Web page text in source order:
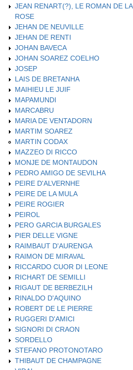
JEAN RENART(?), LE ROMAN DE LA
ROSE
JEHAN DE NEUVILLE
JEHAN DE RENTI
JOHAN BAVECA
JOHAN SOAREZ COELHO
JOSEP
LAIS DE BRETANHA
MAIHIEU LE JUIF
MAPAMUNDI
MARCABRU
MARIA DE VENTADORN
MARTIM SOAREZ
MARTIN CODAX
MAZZEO DI RICCO
MONJE DE MONTAUDON
PEDRO AMIGO DE SEVILHA
PEIRE D'ALVERNHE
PEIRE DE LA MULA
PEIRE ROGIER
PEIROL
PERO GARCIA BURGALES
PIER DELLE VIGNE
RAIMBAUT D'AURENGA
RAIMON DE MIRAVAL
RICCARDO CUOR DI LEONE
RICHART DE SEMILLI
RIGAUT DE BERBEZILH
RINALDO D'AQUINO
ROBERT DE LE PIERRE
RUGGERI D'AMICI
SIGNORI DI CRAON
SORDELLO
STEFANO PROTONOTARO
THIBAUT DE CHAMPAGNE